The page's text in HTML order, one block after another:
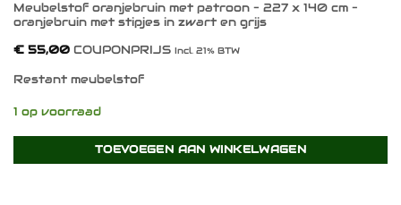
Meubelstof oranjebruin met patroon – 227 x 140 cm –
oranjebruin met stipjes in zwart en grijs
€ 55,00 COUPONPRIJS Incl. 21% BTW
Restant meubelstof
1 op voorraad
TOEVOEGEN AAN WINKELWAGEN